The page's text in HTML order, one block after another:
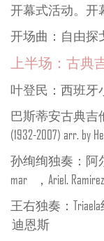
开幕式活动。开
开场曲：自由探
上半场：古典
叶登民：西班牙
巴斯蒂安古典吉他
(1932-2007) arr. by
孙绚绚独奏：阿
mar ，Ariel. Ramirez
王右独奏：
迪恩斯